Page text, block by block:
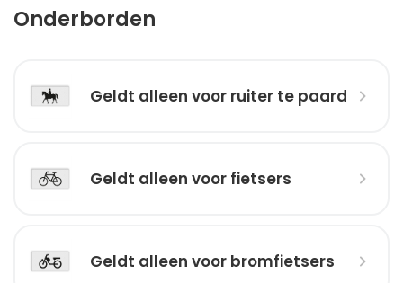
Onderborden
Geldt alleen voor ruiter te paard
Geldt alleen voor fietsers
Geldt alleen voor bromfietsers